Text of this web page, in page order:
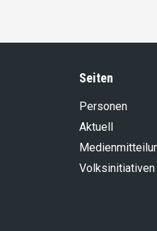
Seiten
Personen
Aktuell
Volksinitiativen